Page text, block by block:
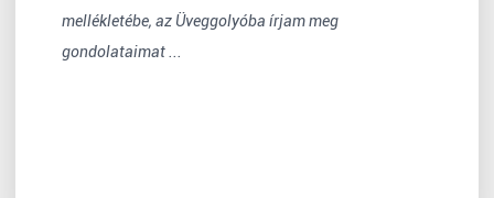
mellékletébe, az Üveggolyóba írjam meg
gondolataimat ...